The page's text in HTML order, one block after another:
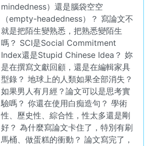
mindedness）還是腦袋空空
（empty-headedness）？ 寫論文不
就是把陌生變熟悉，把熟悉變陌生
嗎？ SCI是Social Commitment
Index還是Stupid Chinese Idea？ 妳
是在撰寫文獻回顧，還是在編輯家具
型錄？ 地球上的人類如果全部消失？
如果男人有月經？論文可以是思考實
驗嗎？ 你還在使用白痴造句？ 學術
性、歷史性、綜合性，性太多還是剛
好？ 為什麼寫論文卡住了，特別有刷
馬桶、做蛋糕的衝動？ 論文寫完了，